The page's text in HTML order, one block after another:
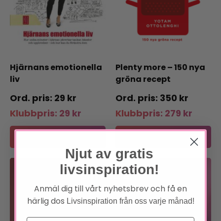
Hjärnans emotionella
liv
29 kr
Klubbpris: 29 kr
Plenty more – 150 nya
gröna recept
350 kr
Klubbpris: 279 kr
Bli medlem
Förtur till boknyheter
Njut av gratis
livsinspiration!
Anmäl dig till vårt nyhetsbrev och få en
härlig dos Livsinspiration från oss varje månad!